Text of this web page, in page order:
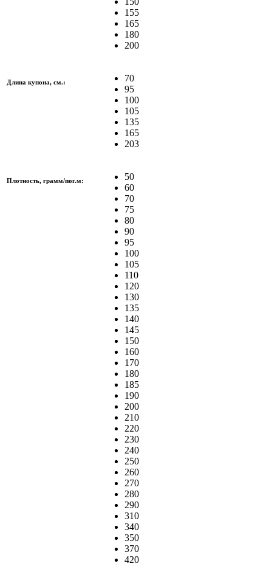
155
165
180
200
Длина купона, см.:
70
95
100
105
135
165
203
Плотность, грамм/пог.м:
50
60
70
75
80
90
95
100
105
110
120
130
135
140
145
150
160
170
180
185
190
200
210
220
230
240
250
260
270
280
290
310
340
350
370
420